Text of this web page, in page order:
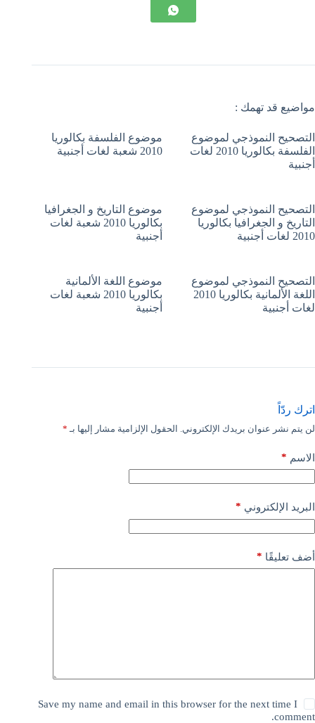
مواضيع قد تهمك :
التصحيح النموذجي لموضوع
الفلسفة بكالوريا 2010 لغات
أجنبية
موضوع الفلسفة بكالوريا
2010 شعبة لغات أجنبية
التصحيح النموذجي لموضوع
التاريخ و الجغرافيا بكالوريا
2010 لغات أجنبية
موضوع التاريخ و الجغرافيا
بكالوريا 2010 شعبة لغات
أجنبية
التصحيح النموذجي لموضوع
اللغة الألمانية بكالوريا 2010
لغات أجنبية
موضوع اللغة الألمانية
بكالوريا 2010 شعبة لغات
أجنبية
اترك ردّاً
لن يتم نشر عنوان بريدك الإلكتروني. الحقول الإلزامية مشار إليها بـ *
الاسم *
البريد الإلكتروني *
أضف تعليقًا *
Save my name and email in this browser for the next time I
comment.